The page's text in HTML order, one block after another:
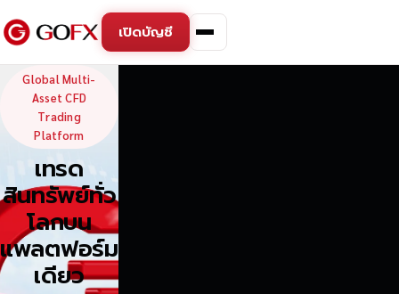
เปิดบัญชี
GoFX — Global Multi-
Global Multi-
Asset CFD
Trading
Platform
เทรด
สินทรัพย์ทั่ว
โลกบน
แพลตฟอร์ม
เดียว